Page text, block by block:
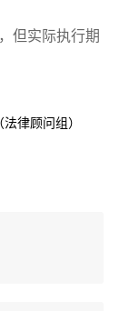
但实际执行期
律顾问组）